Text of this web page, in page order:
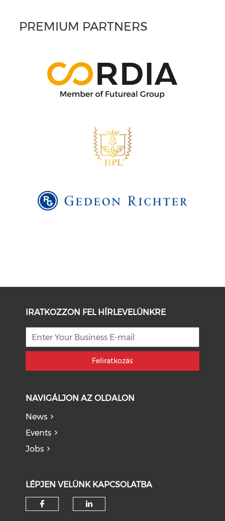
PREMIUM PARTNERS
IRATKOZZON FEL HÍRLEVELÜNKRE
Feliratkozás
NAVIGÁLJON AZ OLDALON
News
Events
Jobs
LÉPJEN VELÜNK KAPCSOLATBA